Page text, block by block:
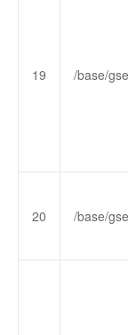
19 /base/
20 /base/